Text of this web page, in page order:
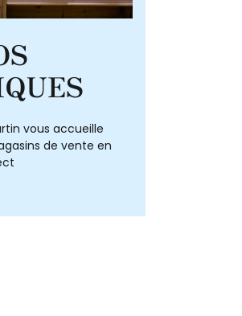
vous accueille
de vente en